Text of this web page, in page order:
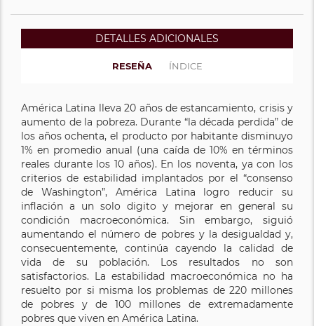
DETALLES ADICIONALES
RESEÑA ÍNDICE
América Latina lleva 20 años de estancamiento, crisis y
aumento de la pobreza. Durante “la década perdida” de
los años ochenta, el producto por habitante disminuyo
1% en promedio anual (una caída de 10% en términos
reales durante los 10 años). En los noventa, ya con los
criterios de estabilidad implantados por el “consenso
de Washington”, América Latina logro reducir su
inflación a un solo digito y mejorar en general su
condición macroeconómica. Sin embargo, siguió
aumentando el número de pobres y la desigualdad y,
consecuentemente, continúa cayendo la calidad de
vida de su población. Los resultados no son
satisfactorios. La estabilidad macroeconómica no ha
resuelto por si misma los problemas de 220 millones
de pobres y de 100 millones de extremadamente
pobres que viven en América Latina.